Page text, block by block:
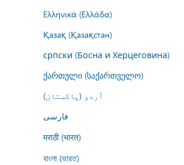
Ελληνικά (Ελλάδα)
Қазақ (Қазақстан)
српски (Босна и Херцеговина)
ქართული (საქართველო)
اُردو (پاکستان)
فارسى
मराठी (भारत)
বাংলা (ভারত)